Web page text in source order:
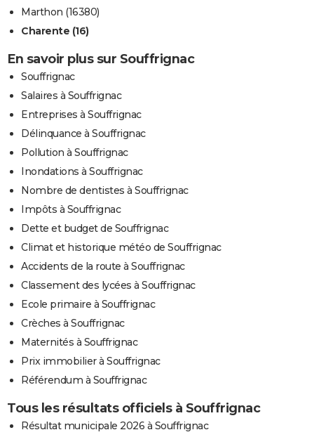
Marthon (16380)
Charente (16)
En savoir plus sur Souffrignac
Souffrignac
Salaires à Souffrignac
Entreprises à Souffrignac
Délinquance à Souffrignac
Pollution à Souffrignac
Inondations à Souffrignac
Nombre de dentistes à Souffrignac
Impôts à Souffrignac
Dette et budget de Souffrignac
Climat et historique météo de Souffrignac
Accidents de la route à Souffrignac
Classement des lycées à Souffrignac
Ecole primaire à Souffrignac
Crèches à Souffrignac
Maternités à Souffrignac
Prix immobilier à Souffrignac
Référendum à Souffrignac
Tous les résultats officiels à Souffrignac
Résultat municipale 2026 à Souffrignac